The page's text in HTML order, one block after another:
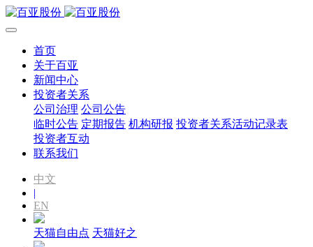
首页
关于百亚
新闻中心
投资者关系
公司治理 公司公告
临时公告 定期报告 机构研报 投资者关系活动记录表
投资者互动
联系我们
中文
|
EN
天猫自由点 天猫好之